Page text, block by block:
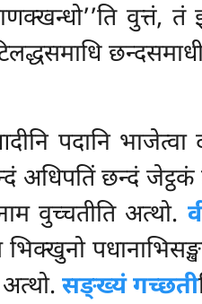
वुत्तं,
पदानि
अधिपतिं छन्दं जेट्ठकं
वुच्चतीति अत्थो.
भिक्खुनो
सङ्ख्यं गच्छती